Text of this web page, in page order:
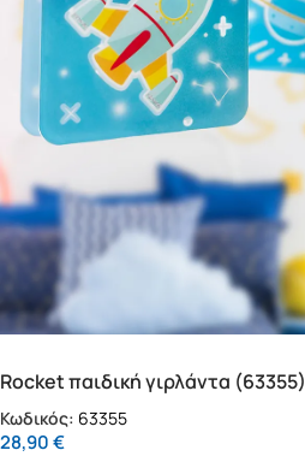
Rocket παιδική γιρλάντα (63355)
Κωδικός: 63355
28,90€